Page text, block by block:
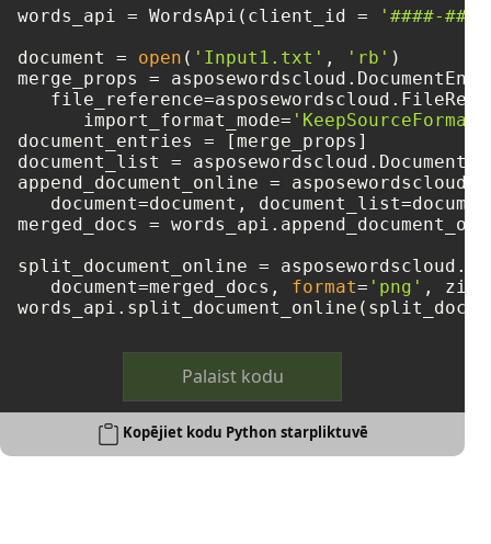
words_api = WordsApi(client_id =
'####-
document = open ( 'Input1.txt' , 'rb' )
merge_props =
      import_format_mode=
document_entries = [merge_props]
document_list =
append_document_online =
document=document,
merged_docs =
split_document_online =
   document=merged_docs,
format= 'png' ,
Palaist kodu
Kopējiet kodu Python starpliktuvē